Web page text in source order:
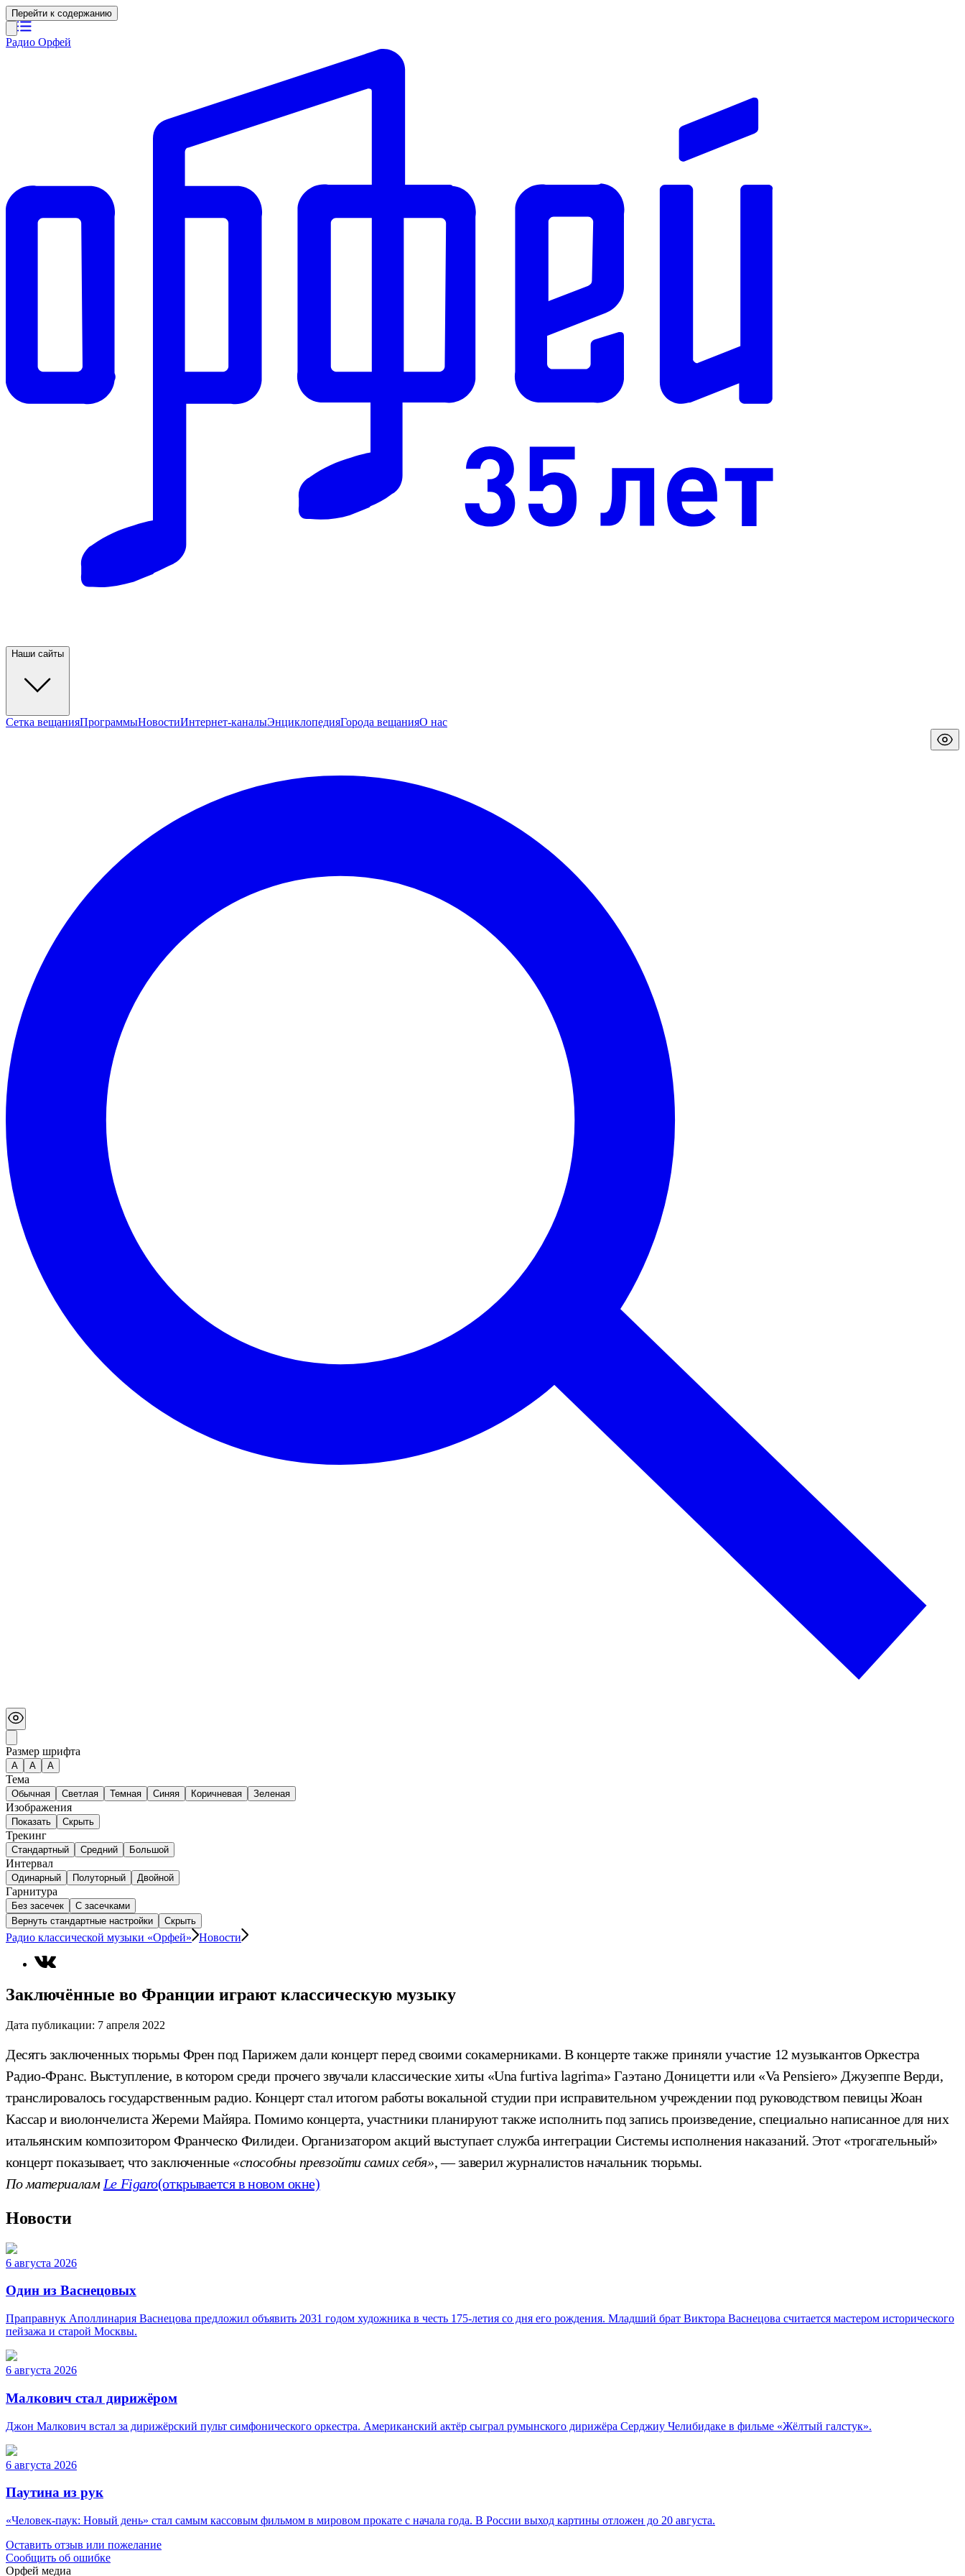
Перейти к содержанию
Радио Орфей
Наши сайты
Сетка вещанияПрограммыНовостиИнтернет-каналыЭнциклопедияГорода вещанияО нас
Размер шрифта
А A A
Тема
Обычная Светлая Темная Синяя Коричневая Зеленая
Изображения
Показать Скрыть
Трекинг
Стандартный Средний Большой
Интервал
Одинарный Полуторный Двойной
Гарнитура
Без засечек
С засечками
Вернуть стандартные настройки
Скрыть
Радио классической музыки «Орфей» Новости
Заключённые во Франции играют классическую музыку
Дата публикации: 7 апреля 2022
Десять заключенных тюрьмы Френ под Парижем дали концерт перед своими сокамерниками. В концерте также приняли участие 12 музыкантов Оркестра
Радио-Франс. Выступление, в котором среди прочего звучали классические хиты «Una furtiva lagrima» Гаэтано Доницетти или «Va Pensiero» Джузеппе Верди,
транслировалось государственным радио. Концерт стал итогом работы вокальной студии при исправительном учреждении под руководством певицы Жоан
Кассар и виолончелиста Жереми Майяра. Помимо концерта, участники планируют также исполнить под запись произведение, специально написанное для них
итальянским композитором Франческо Филидеи. Организатором акций выступает служба интеграции Системы исполнения наказаний. Этот «трогательный»
концерт показывает, что заключенные «способны превзойти самих себя», — заверил журналистов начальник тюрьмы.
По материалам Le Figaro(открывается в новом окне)
Новости
6 августа 2026
Один из Васнецовых
Праправнук Аполлинария Васнецова предложил объявить 2031 годом художника в честь 175-летия со дня его рождения. Младший брат Виктора Васнецова считается мастером исторического
пейзажа и старой Москвы.
6 августа 2026
Малкович стал дирижёром
Джон Малкович встал за дирижёрский пульт симфонического оркестра. Американский актёр сыграл румынского дирижёра Серджиу Челибидаке в фильме «Жёлтый галстук».
6 августа 2026
Паутина из рук
«Человек-паук: Новый день» стал самым кассовым фильмом в мировом прокате с начала года. В России выход картины отложен до 20 августа.
Оставить отзыв или пожелание
Сообщить об ошибке
Орфей медиа